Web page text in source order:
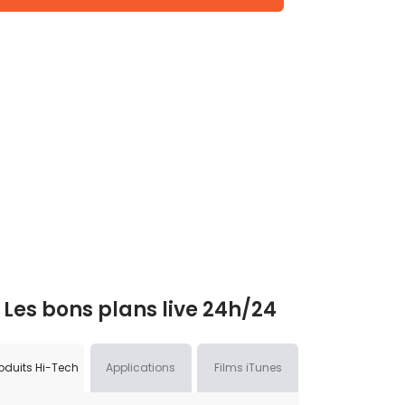
Les bons plans live 24h/24
Hi-Tech Applications Films iTunes